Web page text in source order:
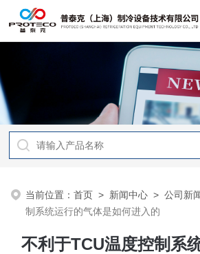
当前位置：首页 > 新闻中心 >公司新
制系统运行的气体是如何进入的
不利于TCU温度控制系